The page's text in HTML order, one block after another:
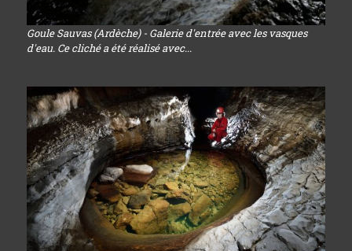
Goule Sauvas (Ardèche) - Galerie d'entrée avec les vasques
d'eau. Ce cliché a été réalisé avec...